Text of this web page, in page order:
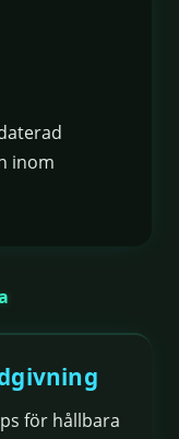
inom
för hållbara